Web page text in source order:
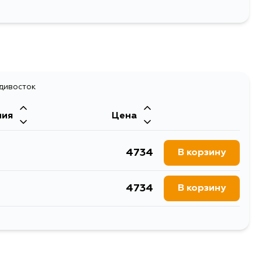
Цена
4734 В корзину
4734 В корзину